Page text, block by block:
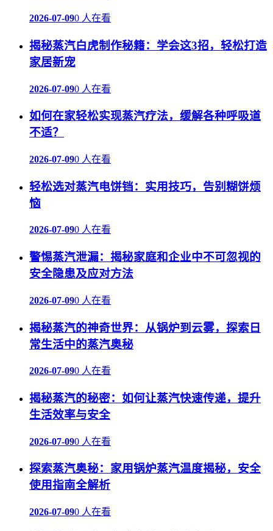
2026-07-090 人在看
揭秘蒸汽白虎制作秘籍：学会这3招，轻松打造
家居新宠
2026-07-090 人在看
如何在家轻松实现蒸汽疗法，缓解各种呼吸道
不适？
2026-07-090 人在看
轻松选对蒸汽电饼铛：实用技巧，告别糊饼烦
恼
2026-07-090 人在看
警惕蒸汽泄漏：揭秘家庭和企业中不可忽视的
安全隐患及应对方法
2026-07-090 人在看
揭秘蒸汽的神奇世界：从锅炉到云雾，探索日
常生活中的蒸汽奥秘
2026-07-090 人在看
揭秘蒸汽的秘密：如何让蒸汽快速传递，提升
生活效率与安全
2026-07-090 人在看
探索蒸汽奥秘：家用锅炉蒸汽温度揭秘，安全
使用指南全解析
2026-07-090 人在看